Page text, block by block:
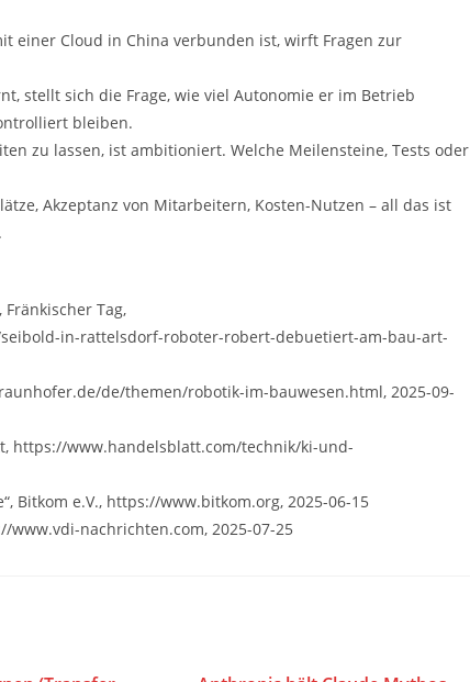
einer Cloud in China verbunden ist, wirft Fragen zur
stellt sich die Frage, wie viel Autonomie er im Betrieb
bleiben.
zu lassen, ist ambitioniert. Welche Meilensteine, Tests oder
Akzeptanz von Mitarbeitern, Kosten-Nutzen – all das ist
Tag,
in-rattelsdorf-roboter-robert-debuetiert-am-bau-art-
de/themen/robotik-im-bauwesen.html, 2025-09-
https://www.handelsblatt.com/technik/ki-und-
Bitkom e.V., https://www.bitkom.org, 2025-06-15
www.vdi-nachrichten.com, 2025-07-25